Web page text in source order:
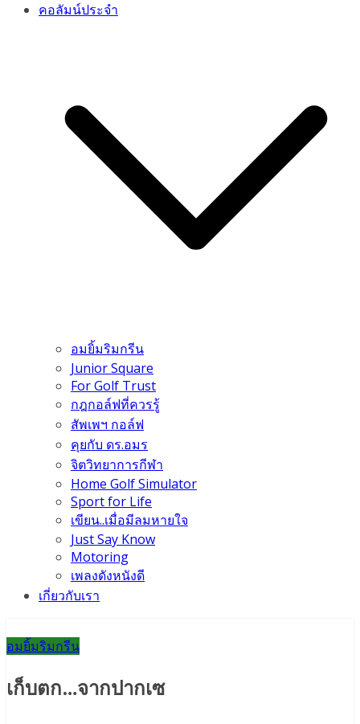
คอลัมน์ประจำ
อมยิ้มริมกรีน
Junior Square
For Golf Trust
กฎกอล์ฟที่ควรรู้
สัพเพฯ กอล์ฟ
คุยกับ ดร.อมร
จิตวิทยาการกีฬา
Home Golf Simulator
Sport for Life
เขียน..เมื่อมีลมหายใจ
Just Say Know
Motoring
เพลงดังหนังดี
เกี่ยวกับเรา
อมยิ้มริมกรีน
เก็บตก…จากปากเซ